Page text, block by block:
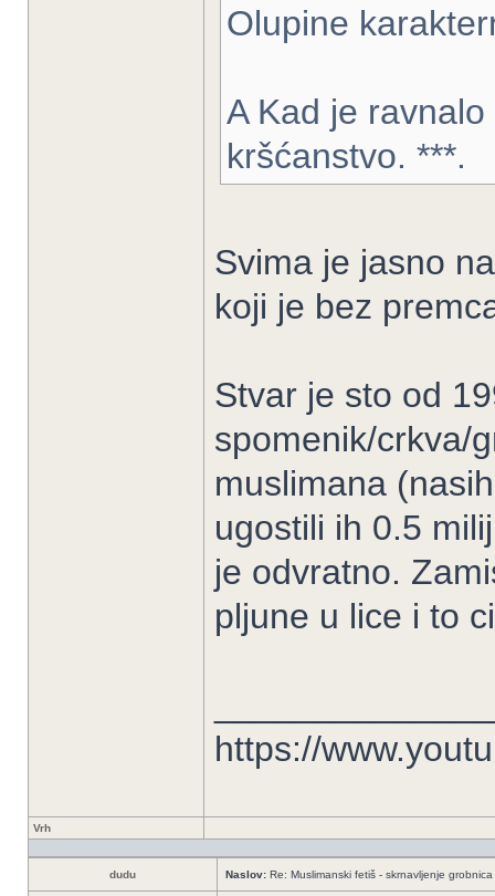
Olupine
A Kad je
kršćanstvo. ***.
Svima je jasno
koji je bez
Stvar je sto od
spomenik/crkva/
muslimana
ugostili ih 0.5
je odvratno.
pljune u lice i to
https://
Vrh
dudu Naslov: Re: Muslimanski fetiš - skrnavljenje